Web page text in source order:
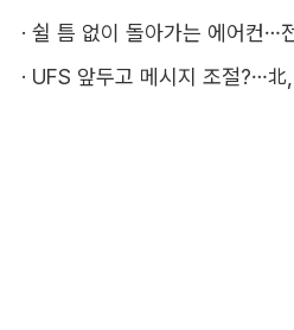
· 쉴 틈 없이 돌아가는 에어컨…
· UFS 앞두고 메시지 조절?…